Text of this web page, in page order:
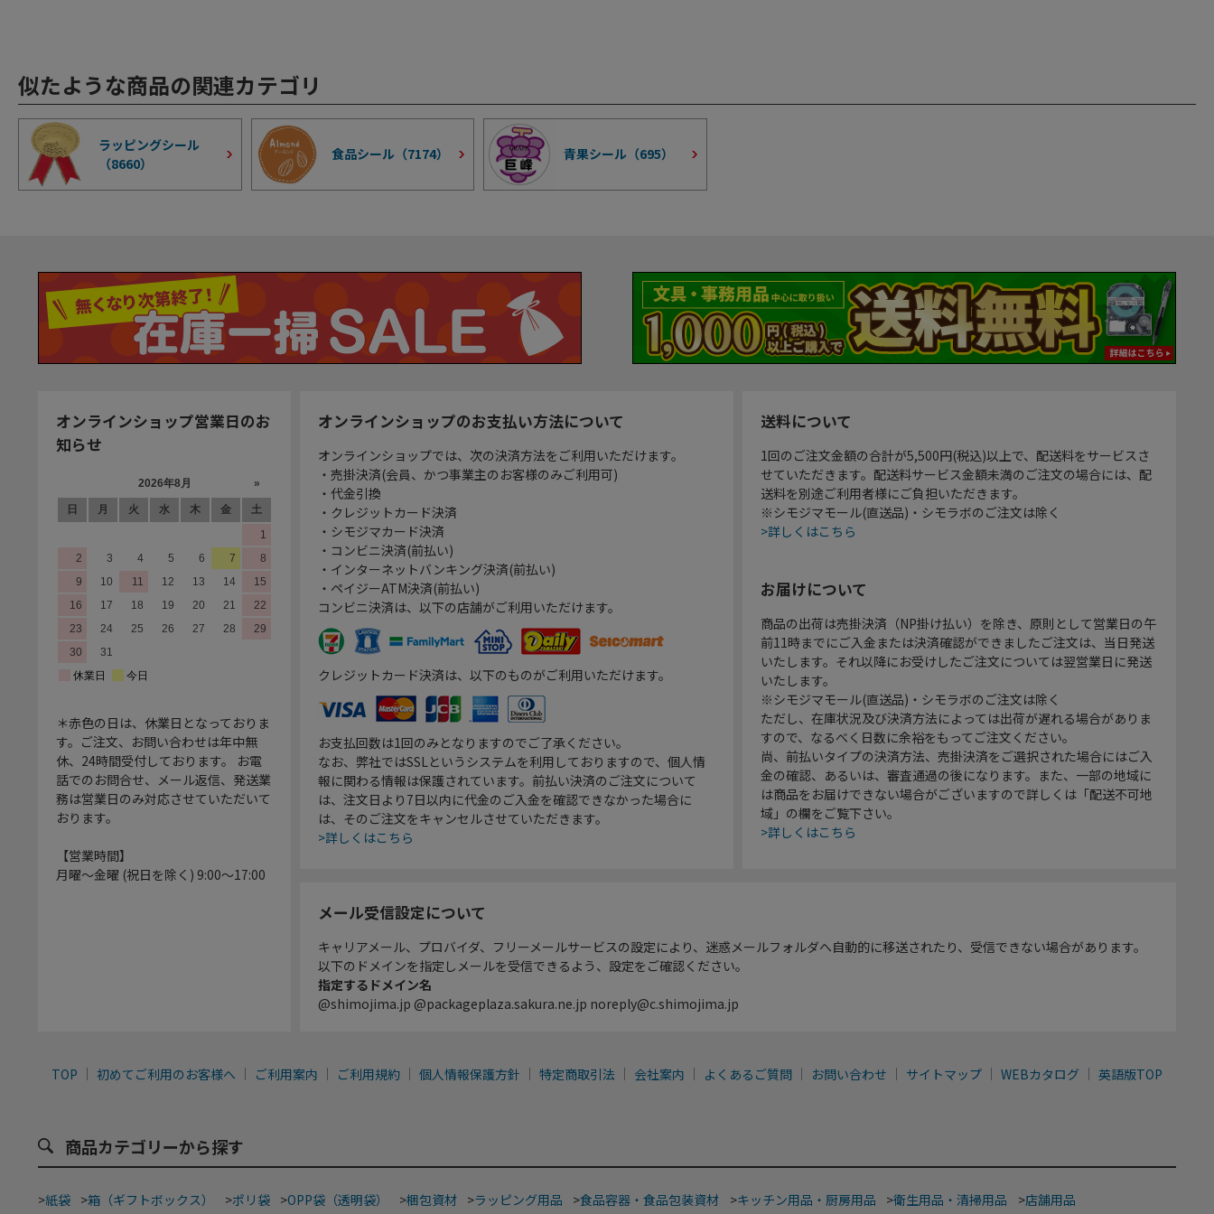
似たような商品の関連カテゴリ
ラッピングシール
（8660）
食品シール（7174） 青果シール（695）
オンラインショップ営業日のお
知らせ
＊赤色の日は、休業日となっておりま
す。ご注文、お問い合わせは年中無
休、24時間受付しております。 お電
話でのお問合せ、メール返信、発送業
務は営業日のみ対応させていただいて
おります。
【営業時間】
月曜～金曜 (祝日を除く) 9:00～17:00
オンラインショップのお支払い方法について
オンラインショップでは、次の決済方法をご利用いただけます。
・売掛決済(会員、かつ事業主のお客様のみご利用可)
・代金引換
・クレジットカード決済
・シモジマカード決済
・コンビニ決済(前払い)
・インターネットバンキング決済(前払い)
・ペイジーATM決済(前払い)
コンビニ決済は、以下の店舗がご利用いただけます。
クレジットカード決済は、以下のものがご利用いただけます。
お支払回数は1回のみとなりますのでご了承ください。
なお、弊社ではSSLというシステムを利用しておりますので、個人情
報に関わる情報は保護されています。前払い決済のご注文について
は、注文日より7日以内に代金のご入金を確認できなかった場合に
は、そのご注文をキャンセルさせていただきます。
>詳しくはこちら
送料について
1回のご注文金額の合計が5,500円(税込)以上で、配送料をサービスさ
せていただきます。配送料サービス金額未満のご注文の場合には、配
送料を別途ご利用者様にご負担いただきます。
※シモジマモール(直送品)・シモラボのご注文は除く
>詳しくはこちら
お届けについて
商品の出荷は売掛決済（NP掛け払い）を除き、原則として営業日の午
前11時までにご入金または決済確認ができましたご注文は、当日発送
いたします。それ以降にお受けしたご注文については翌営業日に発送
いたします。
※シモジマモール(直送品)・シモラボのご注文は除く
ただし、在庫状況及び決済方法によっては出荷が遅れる場合がありま
すので、なるべく日数に余裕をもってご注文ください。
尚、前払いタイプの決済方法、売掛決済をご選択された場合にはご入
金の確認、あるいは、審査通過の後になります。また、一部の地域に
は商品をお届けできない場合がございますので詳しくは「配送不可地
域」の欄をご覧下さい。
>詳しくはこちら
メール受信設定について
キャリアメール、プロバイダ、フリーメールサービスの設定により、迷惑メールフォルダへ自動的に移送されたり、受信できない場合があります。
以下のドメインを指定しメールを受信できるよう、設定をご確認ください。
指定するドメイン名
@shimojima.jp @packageplaza.sakura.ne.jp noreply@c.shimojima.jp
TOP 初めてご利用のお客様へ ご利用案内 ご利用規約 個人情報保護方針 特定商取引法 会社案内 よくあるご質問 お問い合わせ サイトマップ WEBカタログ 英語版TOP
商品カテゴリーから探す
>紙袋 >箱（ギフトボックス） >ポリ袋 >OPP袋（透明袋） >梱包資材 >ラッピング用品 >食品容器・食品包装資材 >キッチン用品・厨房用品 >衛生用品・清掃用品 >店舗用品